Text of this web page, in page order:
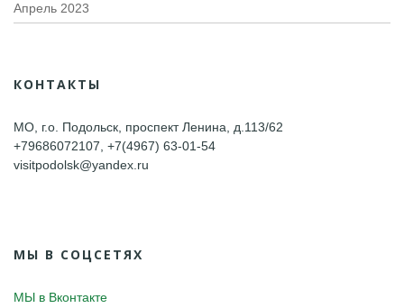
Апрель 2023
КОНТАКТЫ
МО, г.о. Подольск, проспект Ленина, д.113/62
+79686072107, +7(4967) 63-01-54
visitpodolsk@yandex.ru
МЫ В СОЦСЕТЯХ
МЫ в Вконтакте